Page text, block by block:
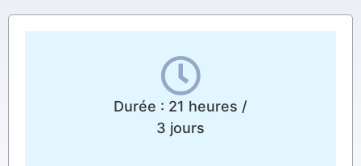
Durée : 21 heures /
3 jours